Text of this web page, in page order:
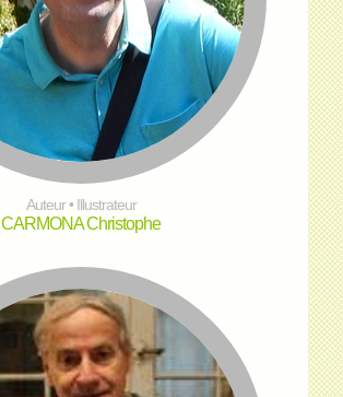
Auteur • Illustrateur
CARMONA Christophe